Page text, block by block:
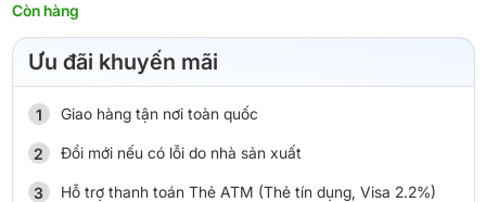
Còn hàng
Ưu đãi khuyến mãi
Giao hàng tận nơi toàn quốc
Đổi mới nếu có lỗi do nhà sản xuất
Hỗ trợ thanh toán Thẻ ATM (Thẻ tín dụng, Visa 2.2%)